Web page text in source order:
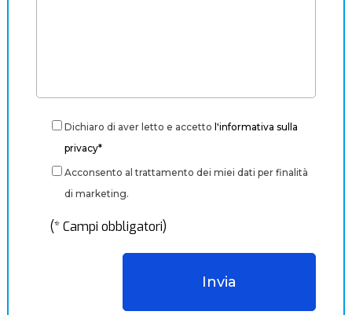
Dichiaro di aver letto e accetto l'informativa sulla
privacy*
Acconsento al trattamento dei miei dati per finalità
di marketing.
(* Campi obbligatori)